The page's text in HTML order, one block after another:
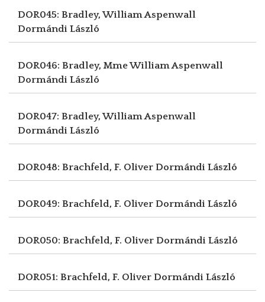
DOR045: Bradley, William Aspenwall
Dormándi László
DOR046: Bradley, Mme William Aspenwall
Dormándi László
DOR047: Bradley, William Aspenwall
Dormándi László
DOR048: Brachfeld, F. Oliver Dormándi László
DOR049: Brachfeld, F. Oliver Dormándi László
DOR050: Brachfeld, F. Oliver Dormándi László
DOR051: Brachfeld, F. Oliver Dormándi László